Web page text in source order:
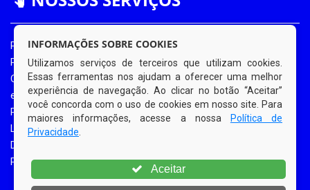
Portal da Transparência
Portal da Transparência COVID-19
Ouvidoria Eletrônica
e-SIC
Processos de Licitação
Licitações em Andamento
Diário Oficial
Portal do Contribuinte
INFORMAÇÕES SOBRE COOKIES
Utilizamos serviços de terceiros que utilizam cookies.
Essas ferramentas nos ajudam a oferecer uma melhor
experiência de navegação. Ao clicar no botão “Aceitar”
você concorda com o uso de cookies em nosso site. Para
maiores informações, acesse a nossa
Política de
Privacidade
Aceitar